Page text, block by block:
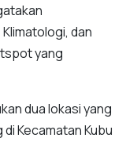
dan
yang
dua lokasi yang
Kecamatan Kubu